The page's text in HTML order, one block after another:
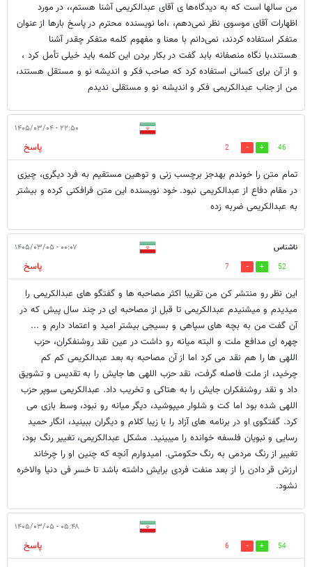
من سالها است که به دیدگاه‌ها ی آقای عبدالکريمی آشنا هستم،، در مورد
اظهارات آقای موسوی نظر نمی‌دهم، ،اما نویسنده محترم در پاسخ بارها از عنوان
متفکر استفاده کردند، نمی‌دانم با معنا و مفهوم کلمه متفکر چقدر آشنا
هستند،با نگاه منصفانه بابد گفت در بکار بردن این کلمه باید خیلی تأمل کرد ،
و از آن برای کسانی استفاده کرد که صاحب فکر و اندیشه نو و مستقل هستند،
من از جناب عبدالکريمی فکر و اندیشه نو و مستقلی ندیدم
۲۲:۵۰ - ۱۴۰۵/۰۳/۰۴
46
2
پاسخ
تمام متن را خوندم بهدجز برچسب زنی و توهین مستقیم به فرد دیگری، چیزی
در مقام دفاع از عبدالکریمی نبود. خود نویسنده این متن فرافکنی کرده و بیشتر
به عبدالکریمی ضربه زده
ناشناس ۰۰:۰۷ - ۱۴۰۵/۰۳/۰۵
52
7
پاسخ
این نظر رو منتشر کن من تقریبا اکثر مصاحبه ها و گفتگو های عبدالکریمی را
میدیدم و میشنیدم عبدالکریمی تا قبل از مصاحبه ای در چند سال پیش که در
آن گفت من به بچه های سپاهی و بسیجی بیشتر امید و اعتماد دارم و ...
چهره ای مدافع ملت و البته میانه رو داشت در عین نقد روشنفکران، حزب
اللهی ها را هم نقد می کرد اما از آن مصاحبه به بعد عبدالکریمی کم کم
چرخید، از ملت فاصله گرفت، نقد حزب اللهی ها جایش را به تقدیس و تشویق
داد و نقد روشنفکران جایش را به هتاکی و تخریب داد. عبدالکریمی سوپر حزب
اللهی شده بود اما کت و شلوار میپوشید، دیگر میانه رو نبود، وسط بازی می
کرد. گفتگوی او در برنامه های آزاد را با زیبا کلام و دیگران ببینید، انگار حمید
رسایی و نبویان فلسفه خوانده را میبینید. مشکل عبدالکریمی، تغییر رنگ بود،
تغییر از رنگ مردمی به رنگ حکومتی. امیدوارم آنچه که چنین او را چرخاند
ارزش قر دادن را از بعد منفت فردی برایش داشته باشد تا خسر فی دنیا والاخره
نشود.
۰۵:۴۸ - ۱۴۰۵/۰۳/۰۵
54
6
پاسخ